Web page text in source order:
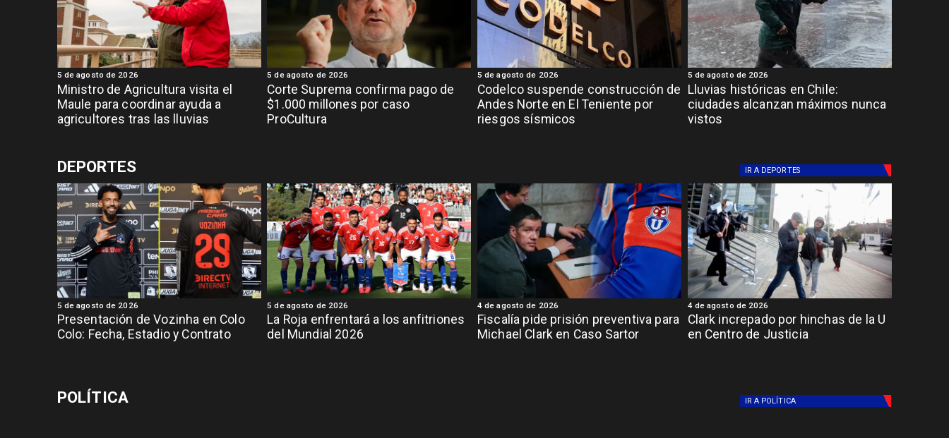
Ministro de Agricultura visita el
Maule para coordinar ayuda a
agricultores tras las lluvias
5 de agosto de 2026
Corte Suprema confirma pago de
$1.000 millones por caso
ProCultura
5 de agosto de 2026
Codelco suspende construcción de
Andes Norte en El Teniente por
riesgos sísmicos
5 de agosto de 2026
Lluvias históricas en Chile:
ciudades alcanzan máximos nunca
vistos
5 de agosto de 2026
DEPORTES IR A DEPORTES
Presentación de Vozinha en Colo
Colo: Fecha, Estadio y Contrato
5 de agosto de 2026
La Roja enfrentará a los anfitriones
del Mundial 2026
5 de agosto de 2026
Fiscalía pide prisión preventiva para
Michael Clark en Caso Sartor
4 de agosto de 2026
Clark increpado por hinchas de la U
en Centro de Justicia
4 de agosto de 2026
POLÍTICA IR A POLÍTICA